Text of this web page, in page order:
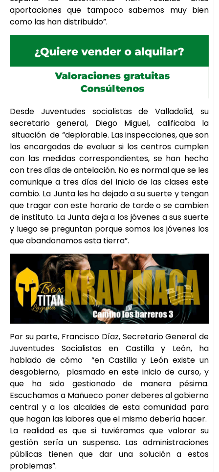
aportaciones que tampoco sabemos muy bien
como las han distribuido”.
Desde Juventudes socialistas de Valladolid, su
secretario general, Diego Miguel, calificaba la
situación de “deplorable. Las inspecciones, que son
las encargadas de evaluar si los centros cumplen
con las medidas correspondientes, se han hecho
con tres días de antelación. No es normal que se les
comunique a tres días del inicio de las clases este
cambio. La Junta les ha dejado a su suerte y tengan
que tragar con este horario de tarde o se cambien
de instituto. La Junta deja a los jóvenes a sus suerte
y luego se preguntan porque somos los jóvenes los
que abandonamos esta tierra”.
Por su parte, Francisco Díaz, Secretario General de
Juventudes Socialistas en Castilla y León, ha
hablado de cómo “en Castilla y León existe un
desgobierno, plasmado en este inicio de curso, y
que ha sido gestionado de manera pésima.
Escuchamos a Mañueco poner deberes al gobierno
central y a los alcaldes de esta comunidad para
que hagan las labores que el mismo debería hacer.
La realidad es que si tuviéramos que valorar su
gestión sería un suspenso. Las administraciones
públicas tienen que dar una solución a estos
problemas”.